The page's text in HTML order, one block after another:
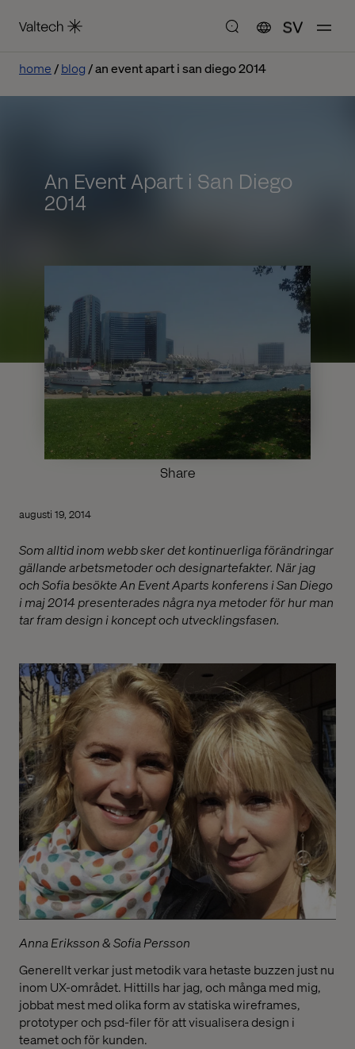
SV
home blog an event apart i san diego 2014
An Event Apart i San Diego
2014
Share
augusti 19, 2014
Som alltid inom webb sker det kontinuerliga förändringar
gällande arbetsmetoder och designartefakter. När jag
och Sofia besökte An Event Aparts konferens i San Diego
i maj 2014 presenterades några nya metoder för hur man
tar fram design i koncept och utvecklingsfasen.
Anna Eriksson & Sofia Persson
Generellt verkar just metodik vara hetaste buzzen just nu
inom UX-området. Hittills har jag, och många med mig,
jobbat mest med olika form av statiska wireframes,
prototyper och psd-filer för att visualisera design i
teamet och för kunden.